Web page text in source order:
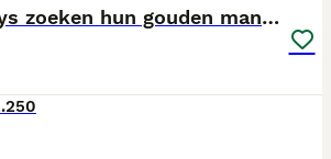
Samojeed puppys zoeken hun gouden mandje 🐾